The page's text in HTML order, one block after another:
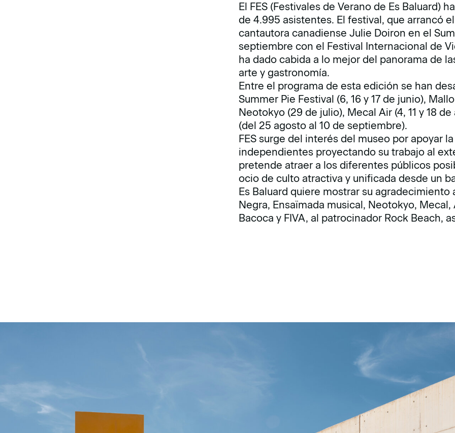
El FES (Festivales de Verano de Es Baluard)
de 4.995 asistentes. El festival, que arrancó
cantautora canadiense Julie Doiron en el
septiembre con el Festival Internacional de
ha dado cabida a lo mejor del panorama de
arte y gastronomía.
Entre el programa de esta edición se han
Summer Pie Festival (6, 16 y 17 de junio),
Neotokyo (29 de julio), Mecal Air (4, 11 y 18
(del 25 agosto al 10 de septiembre).
FES surge del interés del museo por apoyar
independientes proyectando su trabajo al
pretende atraer a los diferentes públicos
ocio de culto atractiva y unificada desde un
Es Baluard quiere mostrar su
Negra, Ensaïmada musical, Neotokyo,
Bacoca y FIVA, al patrocinador Rock Beach,